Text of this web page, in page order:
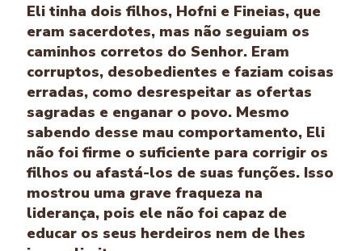
Eli tinha dois filhos, Hofni e Fineias, que
eram sacerdotes, mas não seguiam os
caminhos corretos do Senhor. Eram
corruptos, desobedientes e faziam coisas
erradas, como desrespeitar as ofertas
sagradas e enganar o povo. Mesmo
sabendo desse mau comportamento, Eli
não foi firme o suficiente para corrigir os
filhos ou afastá-los de suas funções. Isso
mostrou uma grave fraqueza na
liderança, pois ele não foi capaz de
educar os seus herdeiros nem de lhes